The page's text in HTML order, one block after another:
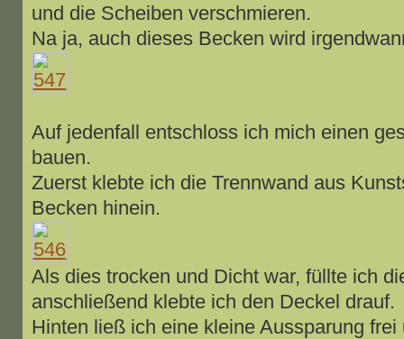
und die Scheiben verschmieren.
Na ja, auch dieses Becken wird
Auf jedenfall entschloss ich mich einen
bauen.
Zuerst klebte ich die Trennwand aus
Becken hinein.
Als dies trocken und Dicht war, füllte ich
anschließend klebte ich den Deckel drauf.
Hinten ließ ich eine kleine Aussparung